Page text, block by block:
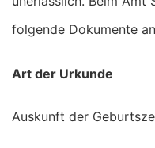
folgende Dokumente
Art der Urkunde
Auskunft der